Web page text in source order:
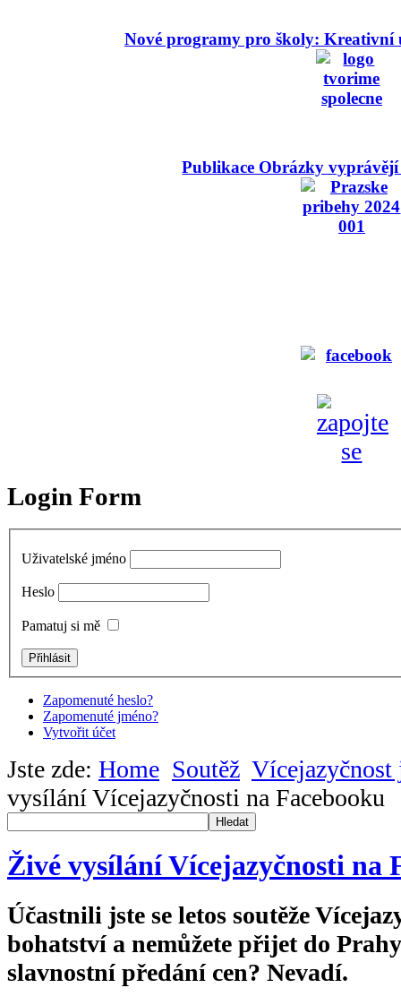
Nové programy pro školy: Kreativní
Publikace Obrázky
Login Form
Uživatelské jméno
Heslo
Pamatuj si mě
Zapomenuté heslo?
Zapomenuté jméno?
Vytvořit účet
Jste zde: Home Soutěž Vícejazyčnost
vysílání Vícejazyčnosti na Facebooku
Hledat
Živé vysílání Vícejazyčnosti na
Účastnili jste se letos soutěže
bohatství a nemůžete přijet do
slavnostní předání cen? Nevadí.